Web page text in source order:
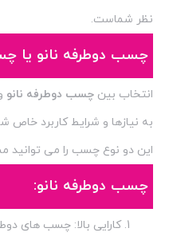
نظر شماست.
چسب دوطرفه نانو یا
انتخاب بین چسب دوطرفه نانو
به نیازها و شرایط کاربرد خاص
این دو نوع چسب را می توانید
چسب دوطرفه نانو:
کارایی بالا: چسب های